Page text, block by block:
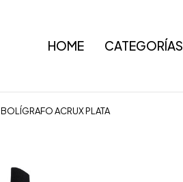
HOME CATEGORÍAS
BOLÍGRAFO ACRUX PLATA